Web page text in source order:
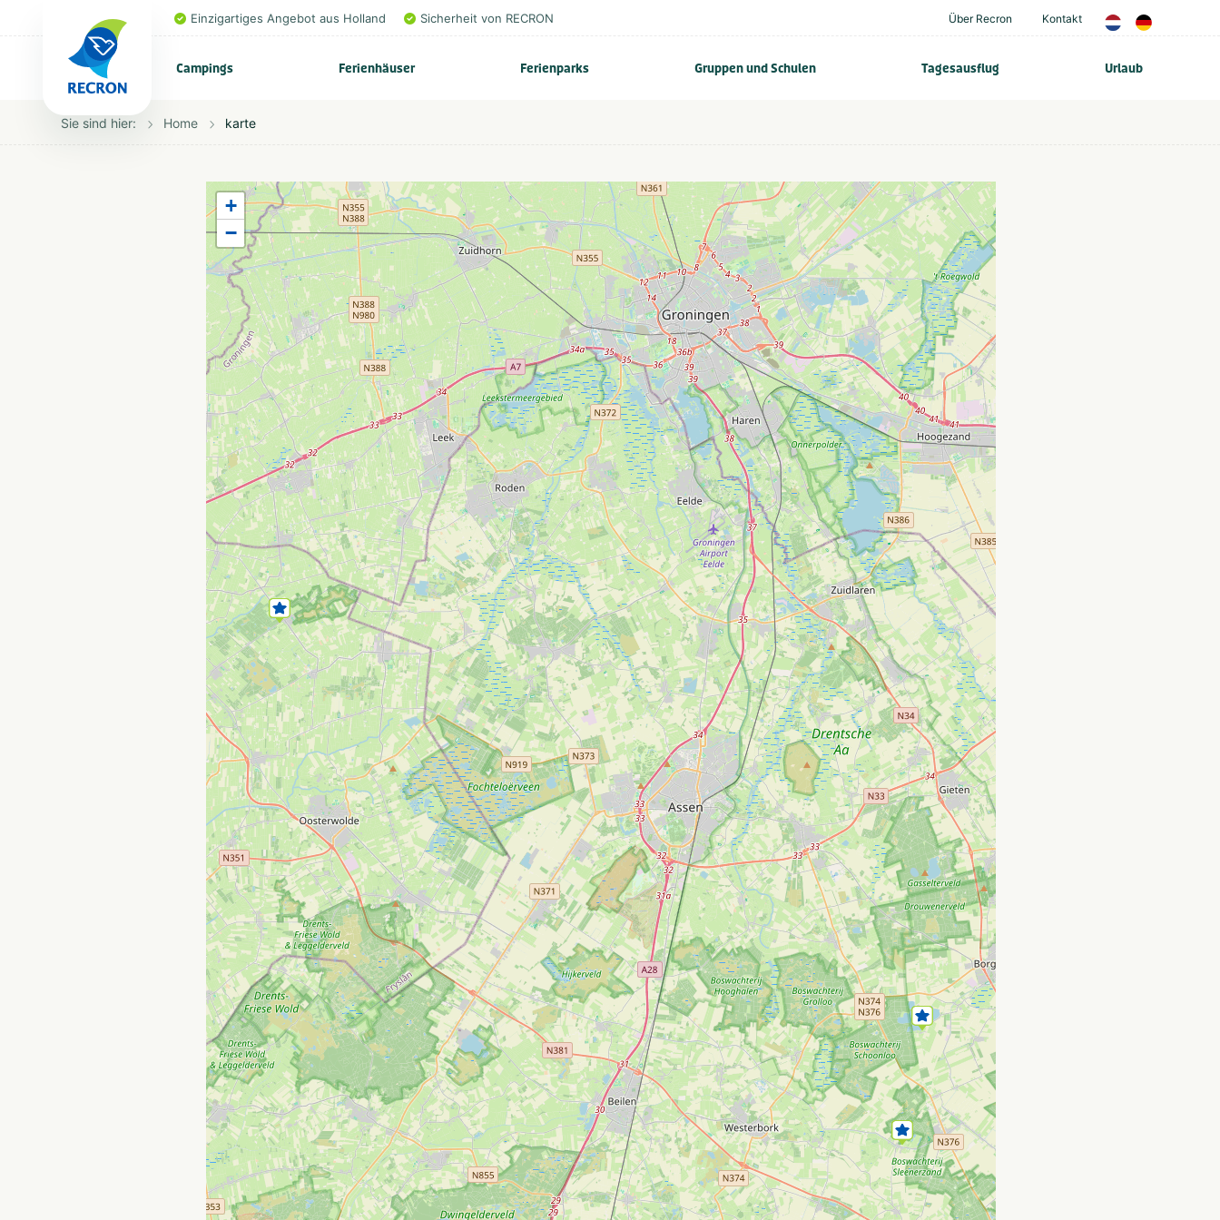
Einzigartiges Angebot aus Holland Sicherheit von RECRON Über Recron Kontakt
Campings Ferienhäuser Ferienparks Gruppen und Schulen Tagesausflug Urlaub
Sie sind hier: Home karte
+
−